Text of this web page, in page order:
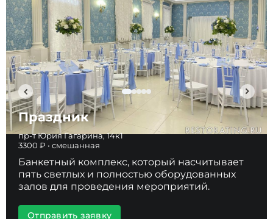
Праздник
пр-т Юрия Гагарина, 14к1
3300 ₽ • смешанная
Банкетный комплекс, который насчитывает
пять светлых и полностью оборудованных
залов для проведения мероприятий.
Отправить заявку